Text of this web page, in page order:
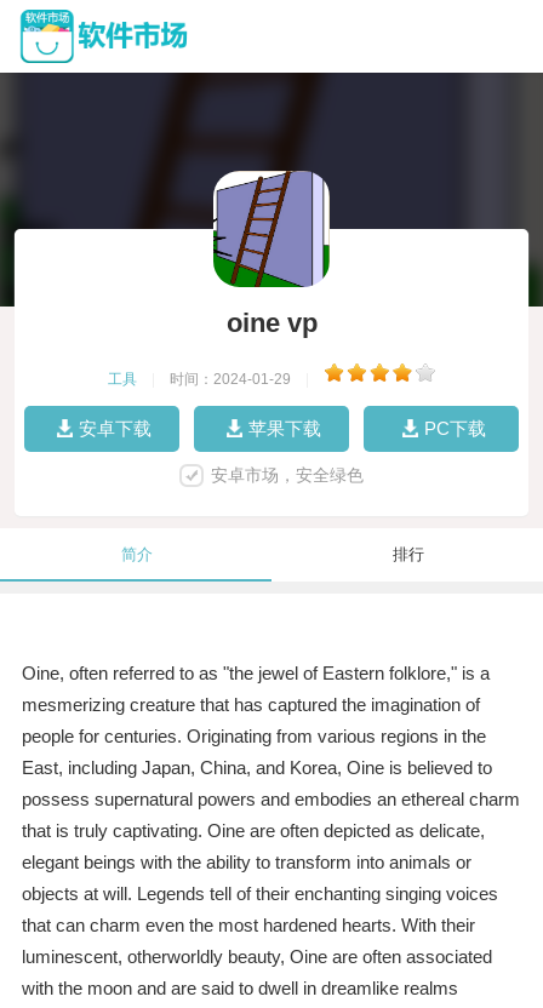
oine vp
工具 时间：2024-01-29
安卓下载 苹果下载 PC下载
安卓市场，安全绿色
简介 排行
Oine, often referred to as "the jewel of Eastern folklore," is a
mesmerizing creature that has captured the imagination of
people for centuries. Originating from various regions in the
East, including Japan, China, and Korea, Oine is believed to
possess supernatural powers and embodies an ethereal charm
that is truly captivating. Oine are often depicted as delicate,
elegant beings with the ability to transform into animals or
objects at will. Legends tell of their enchanting singing voices
that can charm even the most hardened hearts. With their
luminescent, otherworldly beauty, Oine are often associated
with the moon and are said to dwell in dreamlike realms